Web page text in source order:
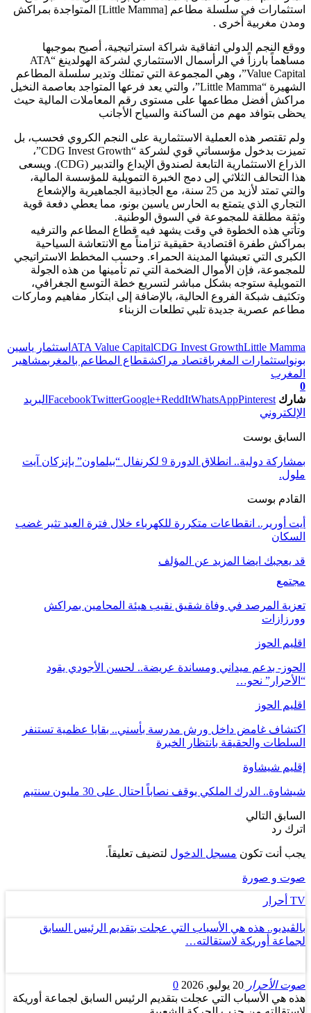
استثمارات في سلسلة مطاعم [Little Mamma] المتواجدة بمراكش
ومدن مغربية أخرى .
ووقع النجم الدولي اتفاقية شراكة استراتيجية، أصبح بموجبها
مساهماً بارزاً في الرأسمال الاستثماري لشركة الهولدينغ “ATA
Value Capital”، وهي المجموعة التي تمتلك وتدير سلسلة المطاعم
الشهيرة “Little Mamma”، والتي يعد فرعها المتواجد بعاصمة النخيل
مراكش أفضل مطاعمها على مستوى رقم المعاملات المالية حيث
يحظى بتوافد مهم من الساكنة والسياح الأجانب
ولم تقتصر هذه العملية الاستثمارية على النجم الكروي فحسب، بل
تميزت بدخول مؤسساتي قوي لشركة “CDG Invest Growth”،
الذراع الاستثمارية التابعة لصندوق الإيداع والتدبير (CDG). ويسعى
هذا التحالف الثلاثي إلى دمج الخبرة التمويلية للمؤسسة المالية،
والتي تمتد لأزيد من 25 سنة، مع الجاذبية الجماهيرية والإشعاع
التجاري الذي يتمتع به الحارس ياسين بونو، مما يعطي دفعة قوية
وثقة مطلقة للمجموعة في السوق الوطنية.
وتأتي هذه الخطوة في وقت يشهد فيه قطاع المطاعم والترفيه
بمراكش طفرة اقتصادية حقيقية تزامناً مع الانتعاشة السياحية
الكبرى التي تعيشها المدينة الحمراء. وحسب المخطط الاستراتيجي
للمجموعة، فإن الأموال الضخمة التي تم تأمينها من هذه الجولة
التمويلية ستوجه بشكل مباشر لتسريع خطة التوسع الجغرافي،
وتكثيف شبكة الفروع الحالية، بالإضافة إلى ابتكار مفاهيم وماركات
مطاعم عصرية جديدة تلبي تطلعات الزبناء
ATA Value CapitalCDG Invest GrowthLittle Mamma
استثمار ياسين
بونو استثمارات المغرباقتصاد مراكشقطاع المطاعم بالمغربمشاهير
المغرب
0
شارك
FacebookTwitterGoogle+ReddItWhatsAppPinterest
البريد
الإلكتروني
السابق بوست
بمشاركة دولية.. انطلاق الدورة 9 لكرنفال “بيلماون” بإنزكان آيت
ملول.
القادم بوست
أيت أورير.. انقطاعات متكررة للكهرباء خلال فترة العيد تثير غضب
السكان
قد يعجبك ايضا المزيد عن المؤلف
مجتمع
تعزية المرصد في وفاة شقيق نقيب هيئة المحامين بمراكش
وورزازات
اقليم الحوز
الحوز- بدعم ميداني ومساندة عريضة.. لحسن الأجودي يقود
“الأحرار” نحو…
اقليم الحوز
اكتشاف غامض داخل ورش مدرسة بأسني.. بقايا عظمية تستنفر
السلطات والحقيقة بانتظار الخبرة
إقليم شيشاوة
شيشاوة.. الدرك الملكي يوقف نصاباً احتال على 30 مليون سنتيم
السابق التالي
اترك رد
يجب أنت تكون مسجل الدخول لتضيف تعليقاً.
صوت و صورة
TV أحرار
بالڤيديو.. هذه هي الأسباب التي عجلت بتقديم الرئيس السابق
لجماعة أوريكة لاستقالته…
صوت الأحرار 20 يوليو, 2026
0
هذه هي الأسباب التي عجلت بتقديم الرئيس السابق لجماعة أوريكة